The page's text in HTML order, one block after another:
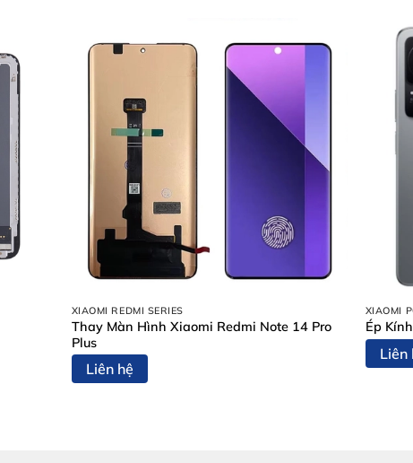
bạn cần sửa sọc màn hình
của chiếc smartphone, khi có dấu hiệu hư hỏng, bạn
Các đường kẻ mảnh xuất hiện cố định hoặc nhấp nháy trên
đường sọc thường kèm theo tình trạng cảm ứng không
trên, việc tìm kiếm địa chỉsửa sọc màn hình Samsung
XIAOMI REDMI SERIES
Thay Màn Hình Xiaomi Redmi Note 14 Pro
Plus
Liên hệ
XIAOMI
Ép
Liên